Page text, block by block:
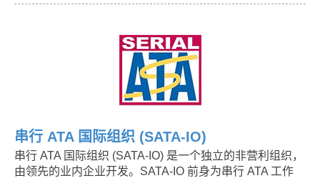
串行 ATA 国际组织 (SATA-IO)
串行 ATA 国际组织 (SATA-IO) 是一个独立的非营利组织，
由领先的业内企业开发。SATA-IO 前身为串行 ATA 工作